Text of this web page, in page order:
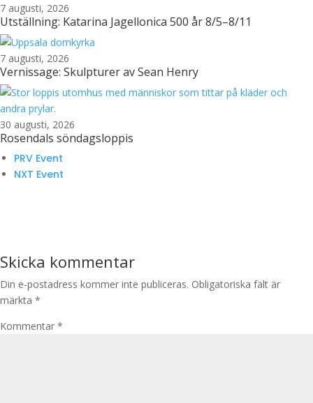
7 augusti, 2026
Utställning: Katarina Jagellonica 500 år 8/5–8/11
7 augusti, 2026
Vernissage: Skulpturer av Sean Henry
30 augusti, 2026
Rosendals söndagsloppis
PRV Event
NXT Event
Skicka kommentar
Din e-postadress kommer inte publiceras. Obligatoriska fält är
märkta *
Kommentar *